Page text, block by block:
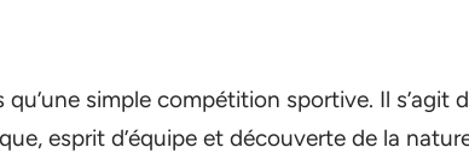
simple compétition sportive. Il s’agit
esprit d’équipe et découverte de la